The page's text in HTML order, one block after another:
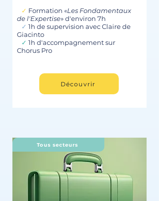
✓ Formation «Les Fondamentaux
de l'Expertise» d'environ 7h
✓ 1h de supervision avec Claire de
Giacinto
✓ 1h d'accompagnement sur
Chorus Pro
Découvrir
Tous secteurs